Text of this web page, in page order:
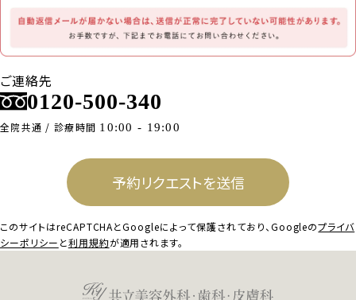
ご連絡先
0120-500-340
全院共通 / 診療時間 10:00 - 19:00
予約リクエストを送信
このサイトはreCAPTCHAとGoogleによって保護されており、 Googleのプライバ
シーポリシー と利用規約が適用されます。